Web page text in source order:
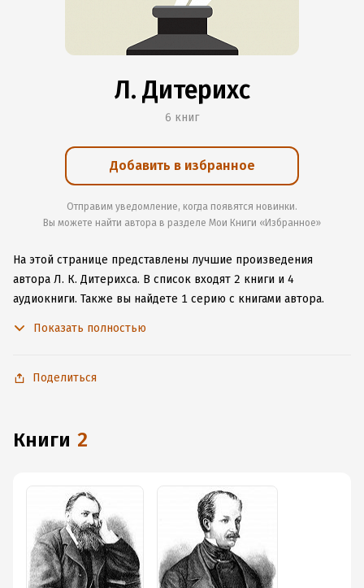
Л. Дитерихс
6 книг
Добавить в избранное
Отправим уведомление, когда появятся новинки.
Вы можете найти автора в разделе Мои Книги «Избранное»
На этой странице представлены лучшие произведения
автора Л. К. Дитерихса. В список входят 2 книги и 4
аудиокниги. Также вы найдете 1 серию с книгами автора.
произведениями даже без подключения к интернету.
Показать полностью
Поделиться
книги 2